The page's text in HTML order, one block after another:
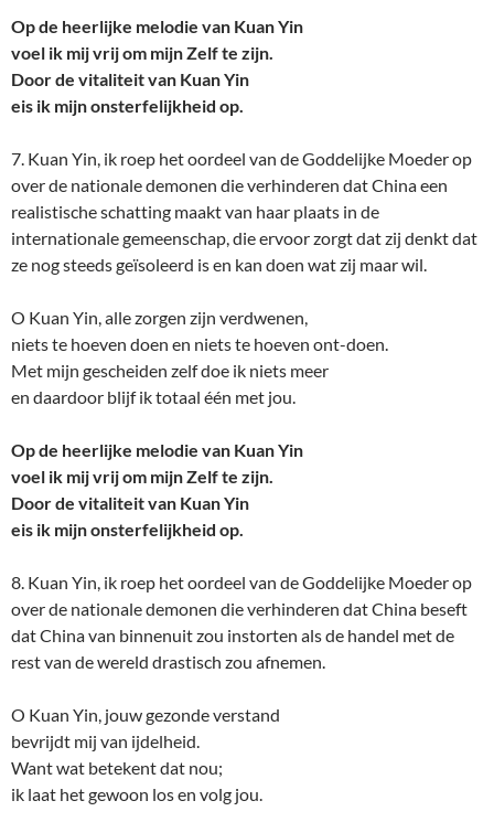
Op de heerlijke melodie van Kuan Yin
voel ik mij vrij om mijn Zelf te zijn.
Door de vitaliteit van Kuan Yin
eis ik mijn onsterfelijkheid op.
7. Kuan Yin, ik roep het oordeel van de Goddelijke Moeder op
over de nationale demonen die verhinderen dat China een
realistische schatting maakt van haar plaats in de
internationale gemeenschap, die ervoor zorgt dat zij denkt dat
ze nog steeds geïsoleerd is en kan doen wat zij maar wil.
O Kuan Yin, alle zorgen zijn verdwenen,
niets te hoeven doen en niets te hoeven ont-doen.
Met mijn gescheiden zelf doe ik niets meer
en daardoor blijf ik totaal één met jou.
Op de heerlijke melodie van Kuan Yin
voel ik mij vrij om mijn Zelf te zijn.
Door de vitaliteit van Kuan Yin
eis ik mijn onsterfelijkheid op.
8. Kuan Yin, ik roep het oordeel van de Goddelijke Moeder op
over de nationale demonen die verhinderen dat China beseft
dat China van binnenuit zou instorten als de handel met de
rest van de wereld drastisch zou afnemen.
O Kuan Yin, jouw gezonde verstand
bevrijdt mij van ijdelheid.
Want wat betekent dat nou;
ik laat het gewoon los en volg jou.